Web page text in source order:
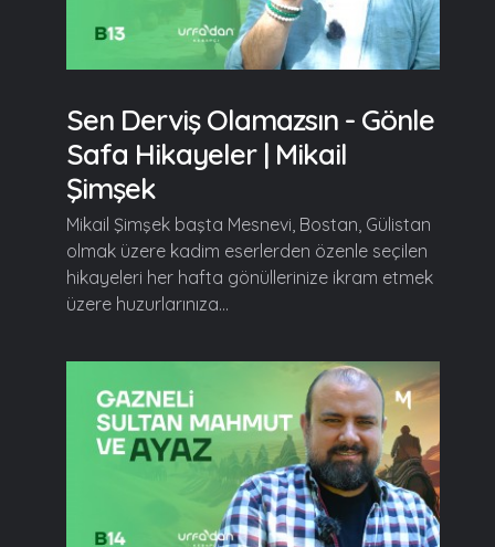
Sen Derviş Olamazsın - Gönle
Safa Hikayeler | Mikail
Şimşek
Mikail Şimşek başta Mesnevi, Bostan, Gülistan
olmak üzere kadim eserlerden özenle seçilen
hikayeleri her hafta gönüllerinize ikram etmek
üzere huzurlarınıza...